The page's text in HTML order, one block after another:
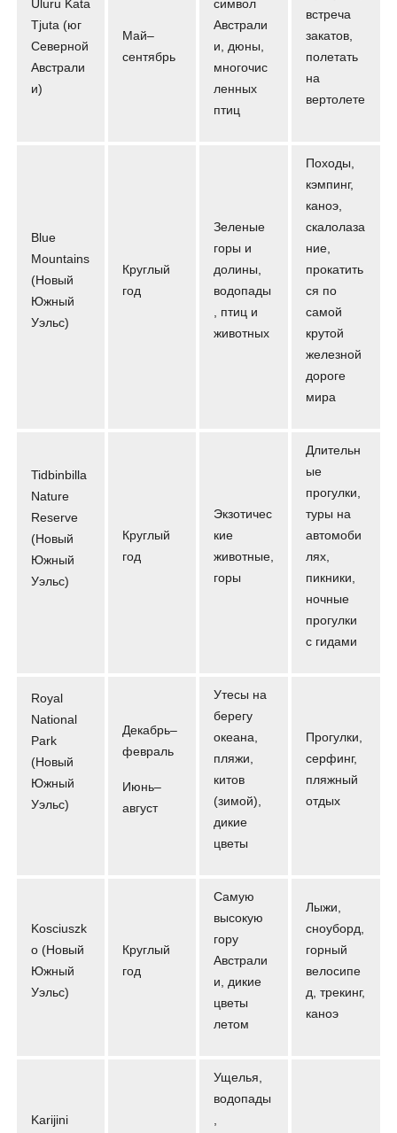
Uluru Kata
Tjuta (юг
Северной
Австрали
и)
Май–
сентябрь
символ
Австрали
и, дюны,
многочис
ленных
птиц
встреча
закатов,
полетать
на
вертолете
Blue
Mountains
(Новый
Южный
Уэльс)
Круглый
год
Зеленые
горы и
долины,
водопады
, птиц и
животных
Походы,
кэмпинг,
каноэ,
скалолаза
ние,
прокатить
ся по
самой
крутой
железной
дороге
мира
Tidbinbilla
Nature
Reserve
(Новый
Южный
Уэльс)
Круглый
год
Экзотичес
кие
животные,
горы
Длительн
ые
прогулки,
туры на
автомоби
лях,
пикники,
ночные
прогулки
с гидами
Royal
National
Park
(Новый
Южный
Уэльс)
Декабрь–
февраль
Июнь–
август
Утесы на
берегу
океана,
пляжи,
китов
(зимой),
дикие
цветы
Прогулки,
серфинг,
пляжный
отдых
Kosciuszk
o (Новый
Южный
Уэльс)
Круглый
год
Самую
высокую
гору
Австрали
и, дикие
цветы
летом
Лыжи,
сноуборд,
горный
велосипе
д, трекинг,
каноэ
Karijini
Ущелья,
водопады